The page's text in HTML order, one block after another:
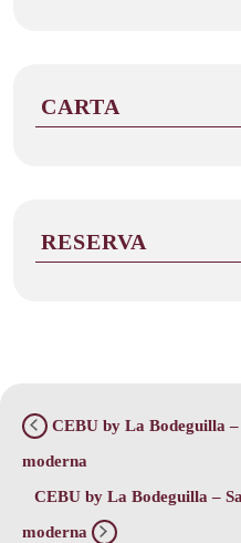
CARTA
RESERVA
CEBU by La Bodeguilla –
moderna
CEBU by La Bodeguilla –
moderna